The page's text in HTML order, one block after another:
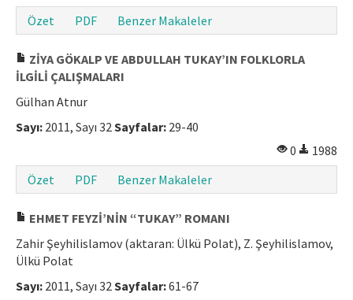
Özet
PDF Benzer Makaleler
ZİYA GÖKALP VE ABDULLAH TUKAY’IN FOLKLORLA
İLGİLİ ÇALIŞMALARI
Gülhan Atnur
Sayı: 2011, Sayı 32 Sayfalar: 29-40
0
1988
Özet
PDF Benzer Makaleler
EHMET FEYZİ’NİN “TUKAY” ROMANI
Zahir Şeyhilislamov (aktaran: Ülkü Polat), Z. Şeyhilislamov,
Ülkü Polat
Sayı: 2011, Sayı 32 Sayfalar:61-67